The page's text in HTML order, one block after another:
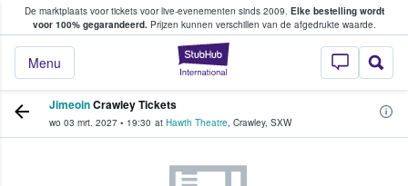
De marktplaats voor tickets voor live-evenementen sinds 2009. Elke bestelling wordt
voor 100% gegarandeerd.Prijzen kunnen verschillen van de afgedrukte waarde.
StubHub: waar
Menu
tickets kopen en verkopen
JimeoinCrawley Tickets
wo 03 mrt. 2027 • 19:30 at Hawth Theatre, Crawley, SXW